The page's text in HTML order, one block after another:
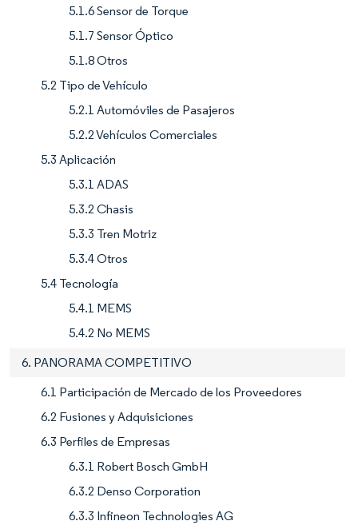
5.1.6 Sensor de Torque
5.1.7 Sensor Óptico
5.1.8 Otros
5.2 Tipo de Vehículo
5.2.1 Automóviles de Pasajeros
5.2.2 Vehículos Comerciales
5.3 Aplicación
5.3.1 ADAS
5.3.2 Chasis
5.3.3 Tren Motriz
5.3.4 Otros
5.4 Tecnología
5.4.1 MEMS
5.4.2 No MEMS
6. PANORAMA COMPETITIVO
6.1 Participación de Mercado de los Proveedores
6.2 Fusiones y Adquisiciones
6.3 Perfiles de Empresas
6.3.1 Robert Bosch GmbH
6.3.2 Denso Corporation
6.3.3 Infineon Technologies AG